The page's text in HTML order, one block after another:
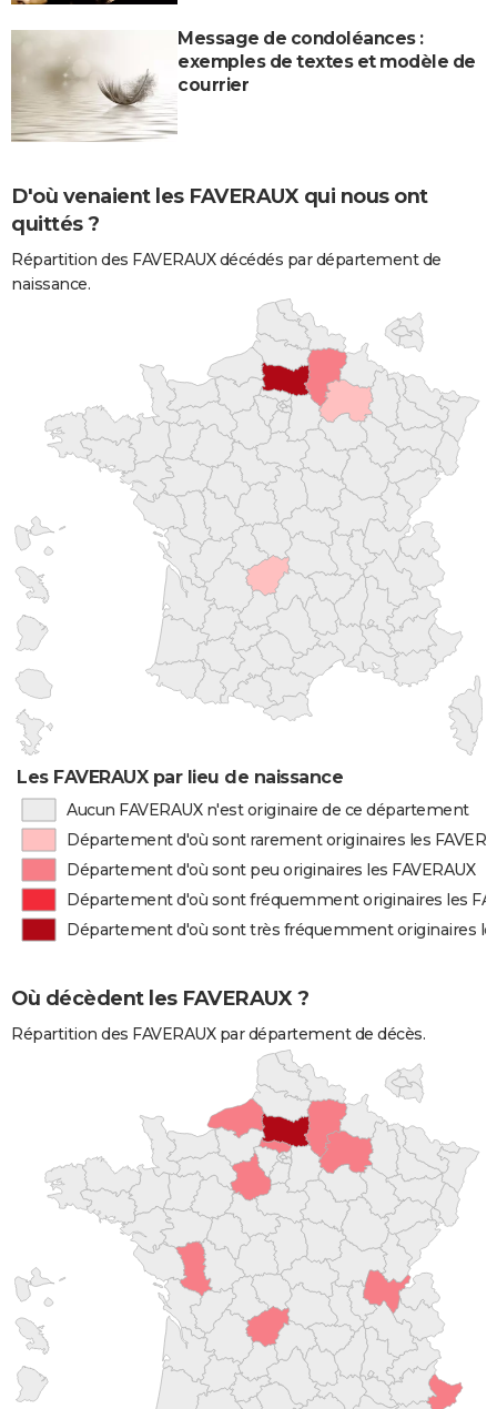
Message de condoléances :
exemples de textes et modèle de
courrier
D'où venaient les FAVERAUX qui nous ont
quittés ?
Répartition des FAVERAUX décédés par département de
naissance.
Les FAVERAUX par lieu de naissance
Aucun FAVERAUX n'est originaire de ce département
Département d'où sont rarement originaires les
Département d'où sont peu originaires les FAVERAUX
Département d'où sont fréquemment originaires les
Département d'où sont très fréquemment originaires
Où décèdent les FAVERAUX ?
Répartition des FAVERAUX par département de décès.